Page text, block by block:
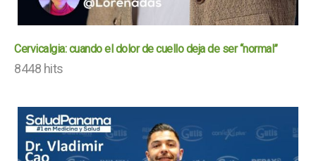
Cervicalgia: cuando el dolor de cuello deja de ser “normal”
8448 hits